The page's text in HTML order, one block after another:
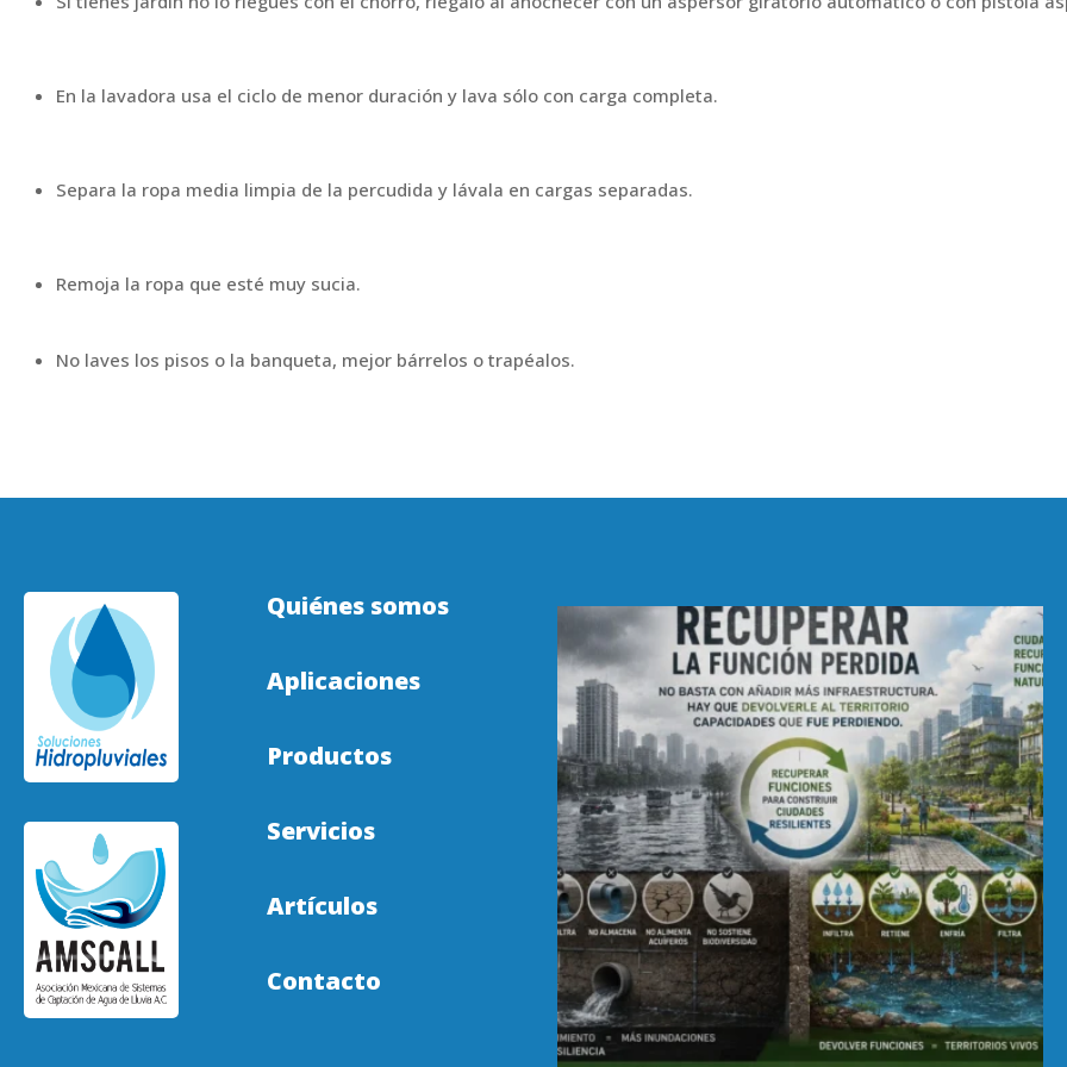
En la lavadora usa el ciclo de menor duración y lava sólo con carga completa.
Separa la ropa media limpia de la percudida y lávala en cargas separadas.
Remoja la ropa que esté muy sucia.
No laves los pisos o la banqueta, mejor bárrelos o trapéalos.
Quiénes somos
Aplicaciones
Productos
Servicios
Artículos
Contacto